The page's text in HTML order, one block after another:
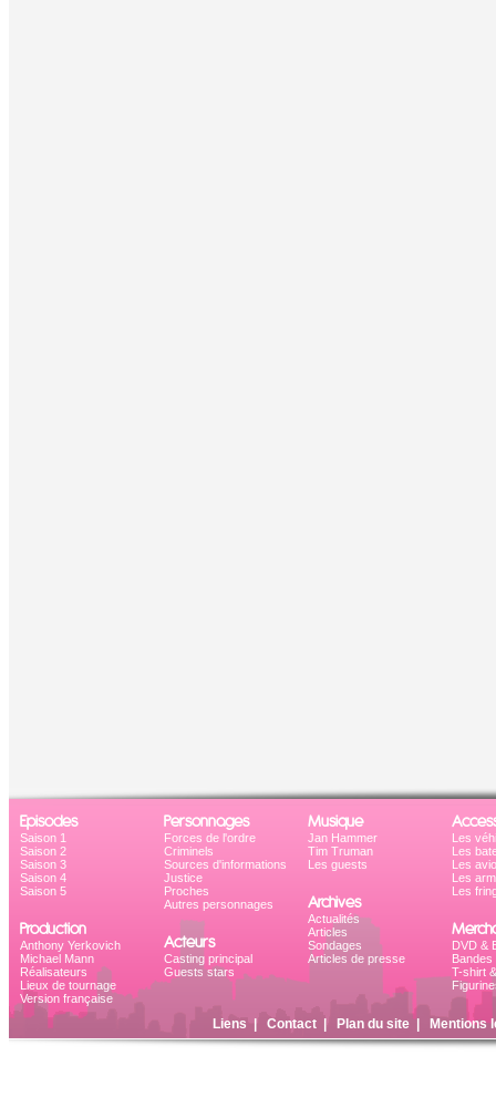
Episodes
Saison 1
Saison 2
Saison 3
Saison 4
Saison 5
Production
Anthony Yerkovich
Michael Mann
Réalisateurs
Lieux de tournage
Version française
Personnages
Forces de l'ordre
Criminels
Sources d'informations
Justice
Proches
Autres personnages
Acteurs
Casting principal
Guests stars
Musique
Jan Hammer
Tim Truman
Les guests
Archives
Actualités
Articles
Sondages
Articles de presse
Les
Les
Les
Les
Les
DVD &
Bandes
T-shirt
Liens Contact| Plan du site| Mentions